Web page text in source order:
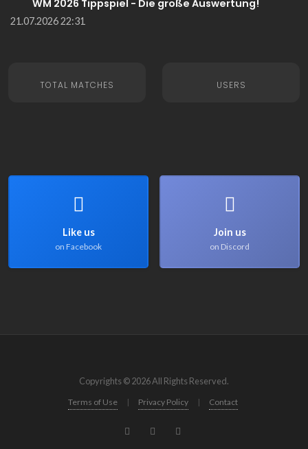
WM 2026 Tippspiel - Die große Auswertung!
21.07.2026 22:31
TOTAL MATCHES USERS
Like us
on Facebook
Join us
on Discord
Copyrights © 2026 All Rights Reserved.
Terms of Use | Privacy Policy | Contact